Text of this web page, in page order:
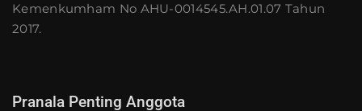
Kemenkumham No AHU-0014545.AH.01.07 Tahun
2017.
Pranala Penting Anggota